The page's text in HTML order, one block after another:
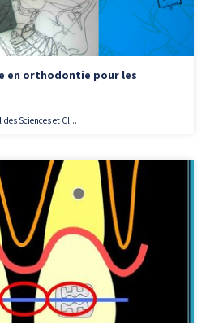
en orthodontie pour les
Sciences et Cl...